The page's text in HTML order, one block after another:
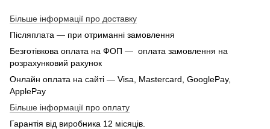
Більше інформації про доставку
Післяплата — при отриманні замовлення
Безготівкова оплата на ФОП — оплата замовлення на
розрахунковий рахунок
Онлайн оплата на сайті — Visa, Mastercard, GooglePay,
ApplePay
Більше інформації про оплату
Гарантія від виробника 12 місяців.